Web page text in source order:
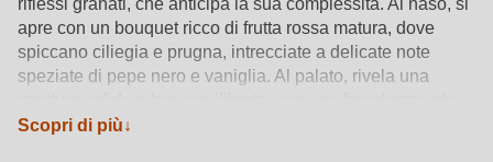
riflessi granati, che anticipa la sua complessità. Al naso, si
apre con un bouquet ricco di frutta rossa matura, dove
spiccano ciliegia e prugna, intrecciate a delicate note
speziate di pepe nero e vaniglia. Al palato, rivela una
bilancia la pienezza dei sapori. I tannini sono morbidi e
Scopri di più